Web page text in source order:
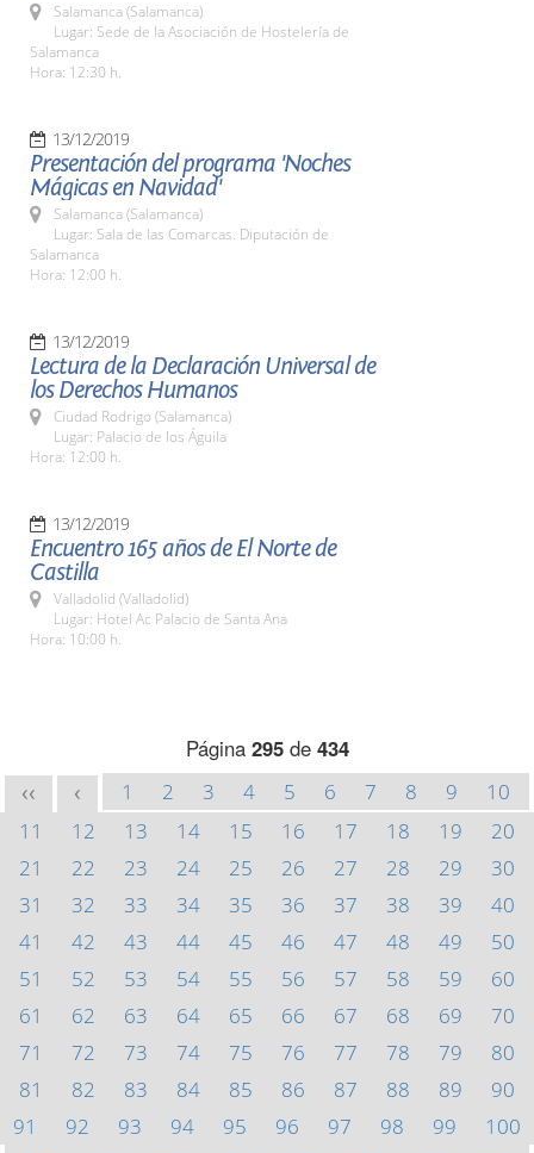
Salamanca (Salamanca)
Lugar: Sede de la Asociación de Hostelería de
Salamanca
Hora: 12:30 h.
13/12/2019
Presentación del programa 'Noches
Mágicas en Navidad'
Salamanca (Salamanca)
Lugar: Sala de las Comarcas. Diputación de
Salamanca
Hora: 12:00 h.
13/12/2019
Lectura de la Declaración Universal de
los Derechos Humanos
Ciudad Rodrigo (Salamanca)
Lugar: Palacio de los Águila
Hora: 12:00 h.
13/12/2019
Encuentro 165 años de El Norte de
Castilla
Valladolid (Valladolid)
Lugar: Hotel Ac Palacio de Santa Ana
Hora: 10:00 h.
Página 295de 434
<< < 1 2 3 4 5 6 7 8 9
10
11
12 13 14 15 16 17 18 19
20
21
22 23 24 25 26 27 28 29
30
31
32 33 34 35 36 37 38 39
40
41
42 43 44 45 46 47 48 49
50
51
52 53 54 55 56 57 58 59
60
61
62 63 64 65 66 67 68 69
70
71
72 73 74 75 76 77 78 79
80
81
82 83 84 85 86 87 88 89
90
91
92 93 94 95 96 97 98 99
100